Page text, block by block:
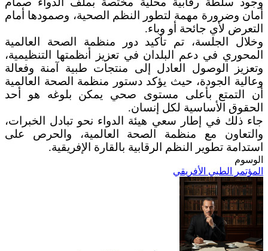
أمان وضرورة مهمة لتطور النظم الصحية، وصمودها أمام
التعرض لأي جائحة أو وباء.
وخلال الجلسة، تم تأكيد دور منظمة الصحة العالمية
المحوري في دعم البلدان في تعزيز أنظمتها التنظيمية،
وتعزيز الوصول العادل إلى منتجات طبية آمنة وفعالة
وعالية الجودة، حيث يؤكد دستور منظمة الصحة العالمية
أن التمتع بأعلى مستوى صحي يمكن بلوغه هو أحد
الحقوق الأساسية لكل إنسان.
جاء ذلك في إطار سعي هيئة الدواء نحو تبادل الخبرات،
والتعاون مع منظمة الصحة العالمية، والحرص على
استدامة تطوير النظم الرقابية بالقارة الإفريقية.
الوسوم
المؤتمر الطبي الأفريقي